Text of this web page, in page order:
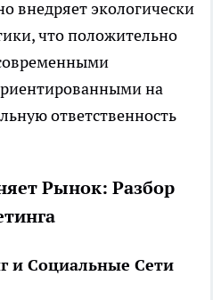
внедряет экологически
что положительно
на
ответственность
Рынок: Разбор
и Социальные Сети